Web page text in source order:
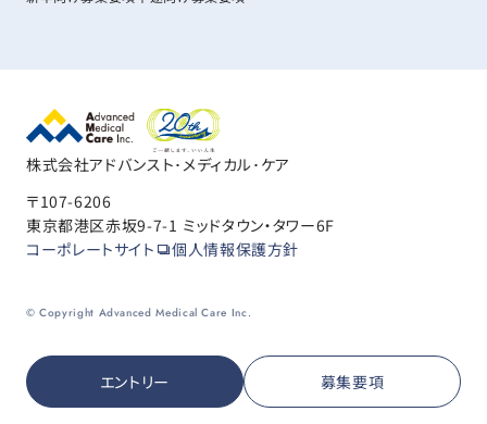
エントリー 募集要項
株式会社アドバンスト･メディカル･ケア
〒107-6206
東京都港区赤坂9-7-1 ミッドタウン・タワー6F
コーポレートサイト 個人情報保護方針
© Copyright Advanced Medical Care Inc.